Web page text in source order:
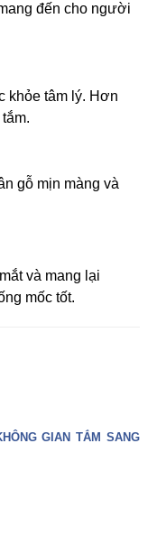
đến cho người
khỏe tâm lý. Hơn
gỗ mịn màng và
và mang lại
mốc tốt.
GIAN TẮM SANG